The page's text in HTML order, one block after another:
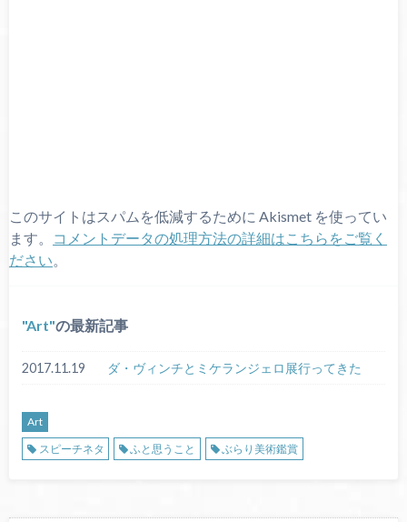
このサイトはスパムを低減するために Akismet を使ってい
ます。
コメントデータの処理方法の詳細はこちらをご覧く
ださい。
Art の最新記事
2017.11.19 ダ・ヴィンチとミケランジェロ展行ってきた
Art
スピーチネタ
ふと思うこと ぶらり美術鑑賞